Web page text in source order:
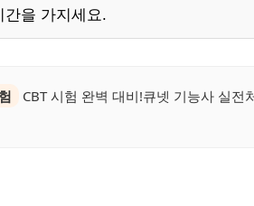
간을 가지세요.
CBT 시험 완벽 대비!큐넷 기능사 실